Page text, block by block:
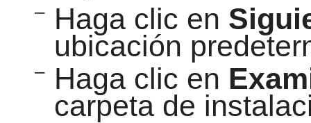
– Haga clic en
ubicación
– Haga clic en
carpeta de